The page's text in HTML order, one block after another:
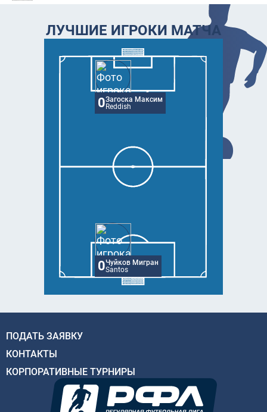
ЛУЧШИЕ ИГРОКИ МАТЧА
0Загоска Максим
Reddish
0Чуйков Мигран
Santos
ПОДАТЬ ЗАЯВКУ
КОНТАКТЫ
КОРПОРАТИВНЫЕ ТУРНИРЫ